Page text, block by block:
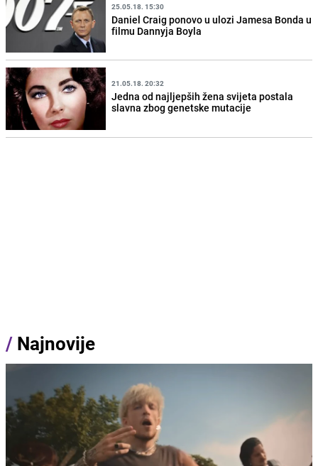
25.05.18. 15:30
Daniel Craig ponovo u ulozi Jamesa Bonda u
filmu Dannyja Boyla
21.05.18. 20:32
Jedna od najljepših žena svijeta postala
slavna zbog genetske mutacije
/ Najnovije